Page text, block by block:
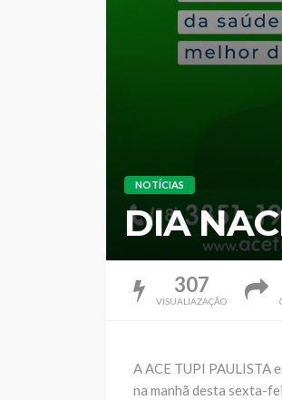
NOTÍCIAS
DIA
307
VISUALIAZAÇÃO
A ACE TUPI PAULISTA
na manhã desta sexta-